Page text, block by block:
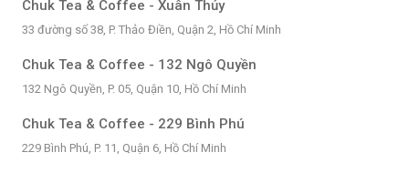
Chuk Tea & Coffee - Xuân Thủy
33 đường số 38, P. Thảo Điền, Quận 2, Hồ Chí Minh
Chuk Tea & Coffee - 132 Ngô Quyền
132 Ngô Quyền, P. 05, Quận 10, Hồ Chí Minh
Chuk Tea & Coffee - 229 Bình Phú
229 Bình Phú, P. 11, Quận 6, Hồ Chí Minh